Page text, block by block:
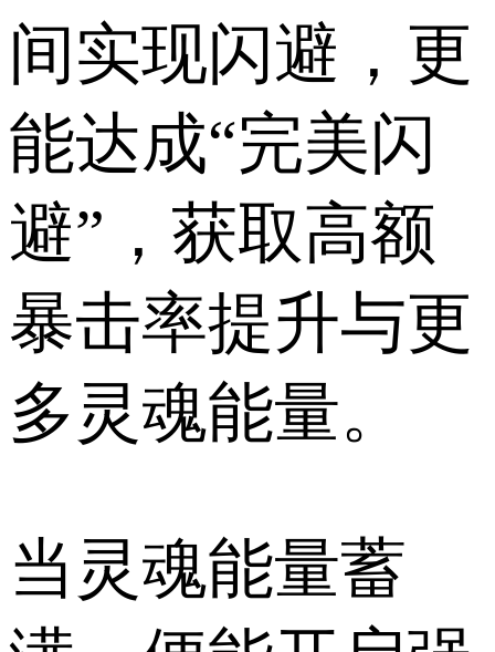
间实现闪避，更
能达成“完美闪
避”，获取高额
暴击率提升与更
多灵魂能量。
当灵魂能量蓄